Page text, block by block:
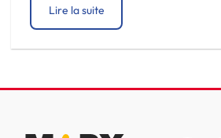
Lire la suite